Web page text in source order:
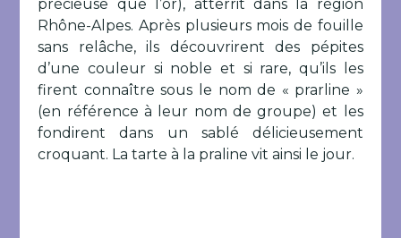
précieuse que l’or), atterrit dans la région
Rhône-Alpes. Après plusieurs mois de fouille
sans relâche, ils découvrirent des pépites
d’une couleur si noble et si rare, qu’ils les
firent connaître sous le nom de « prarline »
(en référence à leur nom de groupe) et les
fondirent dans un sablé délicieusement
croquant. La tarte à la praline vit ainsi le jour.